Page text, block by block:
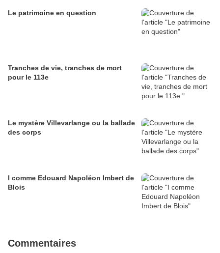
Le patrimoine en question
Tranches de vie, tranches de mort
pour le 113e
Le mystère Villevarlange ou la ballade
des corps
I comme Edouard Napoléon Imbert de
Blois
Commentaires